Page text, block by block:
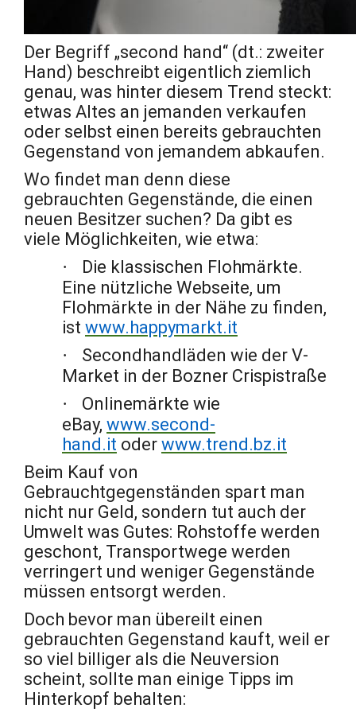
Der Begriff „second hand“ (dt.: zweiter
Hand) beschreibt eigentlich ziemlich
genau, was hinter diesem Trend steckt:
etwas Altes an jemanden verkaufen
oder selbst einen bereits gebrauchten
Gegenstand von jemandem abkaufen.
Wo findet man denn diese
gebrauchten Gegenstände, die einen
neuen Besitzer suchen? Da gibt es
viele Möglichkeiten, wie etwa:
·
Die klassischen Flohmärkte.
Eine nützliche Webseite, um
Flohmärkte in der Nähe zu finden,
ist www.happymarkt.it
·
Secondhandläden wie der V-
Market in der Bozner Crispistraße
·
Onlinemärkte wie
eBay, www.second-
hand.it oder www.trend.bz.it
Beim Kauf von
Gebrauchtgegenständen spart man
nicht nur Geld, sondern tut auch der
Umwelt was Gutes: Rohstoffe werden
geschont, Transportwege werden
verringert und weniger Gegenstände
müssen entsorgt werden.
Doch bevor man übereilt einen
gebrauchten Gegenstand kauft, weil er
so viel billiger als die Neuversion
scheint, sollte man einige Tipps im
Hinterkopf behalten: